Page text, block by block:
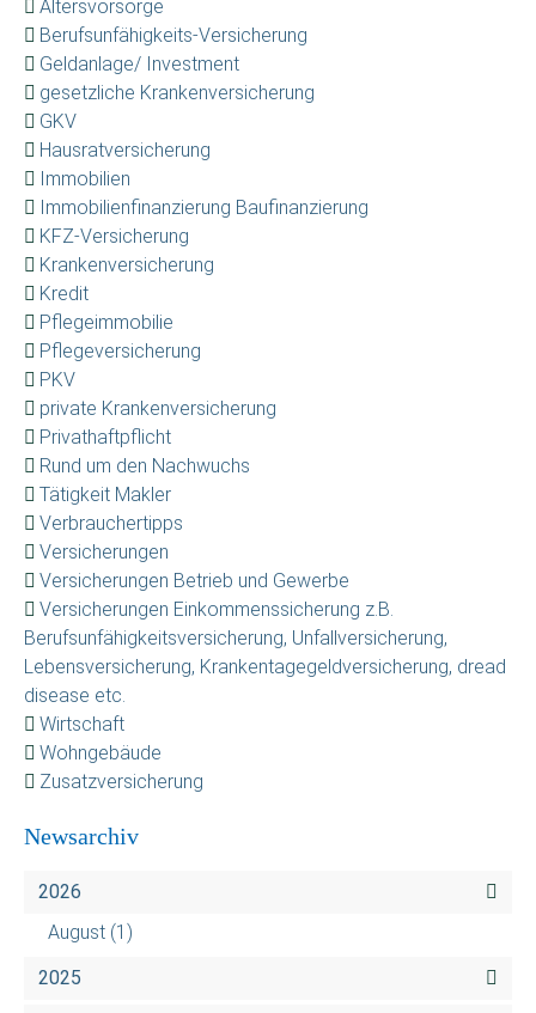
Altersvorsorge
Berufsunfähigkeits-Versicherung
Geldanlage/ Investment
gesetzliche Krankenversicherung
GKV
Hausratversicherung
Immobilien
Immobilienfinanzierung Baufinanzierung
KFZ-Versicherung
Krankenversicherung
Kredit
Pflegeimmobilie
Pflegeversicherung
PKV
private Krankenversicherung
Privathaftpflicht
Rund um den Nachwuchs
Tätigkeit Makler
Verbrauchertipps
Versicherungen
Versicherungen Betrieb und Gewerbe
Versicherungen Einkommenssicherung z.B.
Berufsunfähigkeitsversicherung, Unfallversicherung,
Lebensversicherung, Krankentagegeldversicherung, dread
disease etc.
Wirtschaft
Wohngebäude
Zusatzversicherung
Newsarchiv
2026
August (1)
2025